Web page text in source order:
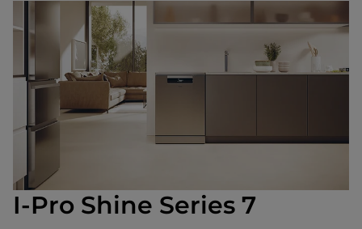
I-Pro Shine Series 7